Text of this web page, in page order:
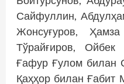
Сайфуллин,
Жонсуғуров,
Тўрайғиров,
Ғафур Ғулом билан
Қаҳҳор билан Ғабит